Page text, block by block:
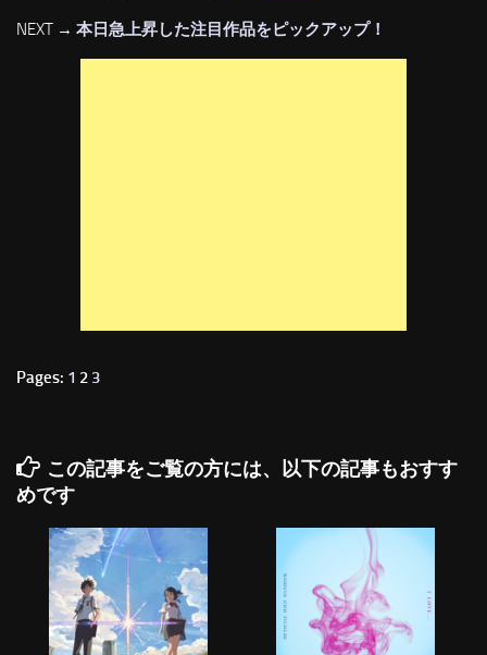
NEXT → 本日急上昇した注目作品をピックアップ！
Pages: 1 2 3
この記事をご覧の方には、以下の記事もおすす
めです